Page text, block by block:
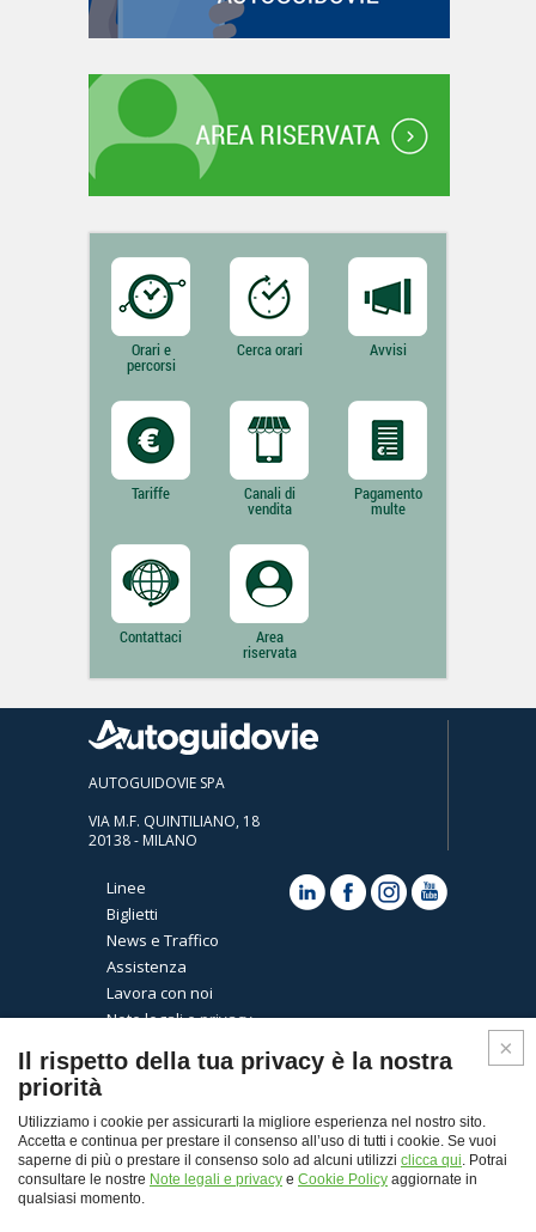
Orari e
percorsi
Cerca orari Avvisi
Tariffe Canali di
vendita
Pagamento
multe
Contattaci Area
riservata
AUTOGUIDOVIE SPA
VIA M.F. QUINTILIANO, 18
20138 - MILANO
Linee
Biglietti
News e Traffico
Assistenza
Lavora con noi
Note legali e privacy
Il rispetto della tua privacy è la nostra
priorità
Utilizziamo i cookie per assicurarti la migliore esperienza nel nostro sito.
Accetta e continua per prestare il consenso all’uso di tutti i cookie. Se vuoi
saperne di più o prestare il consenso solo ad alcuni utilizzi clicca qui. Potrai
consultare le nostre Note legali e privacy e Cookie Policy aggiornate in
qualsiasi momento.